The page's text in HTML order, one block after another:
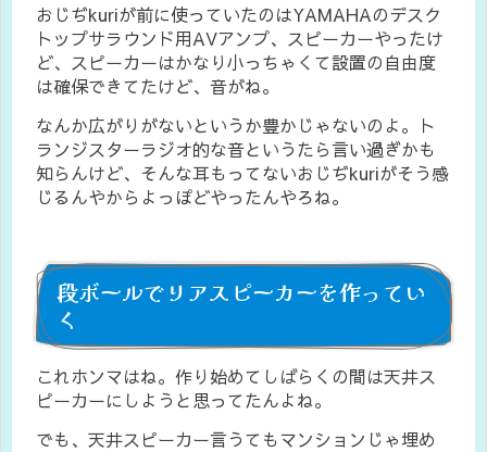
おじぢkuriが前に使っていたのはYAMAHAのデスク
トップサラウンド用AVアンプ、スピーカーやったけ
ど、スピーカーはかなり小っちゃくて設置の自由度
は確保できてたけど、音がね。
なんか広がりがないというか豊かじゃないのよ。ト
ランジスターラジオ的な音というたら言い過ぎかも
知らんけど、そんな耳もってないおじぢkuriがそう感
じるんやからよっぽどやったんやろね。
段ボールでリアスピーカーを作ってい
く
これホンマはね。作り始めてしばらくの間は天井ス
ピーカーにしようと思ってたんよね。
でも、天井スピーカー言うてもマンションじゃ埋め